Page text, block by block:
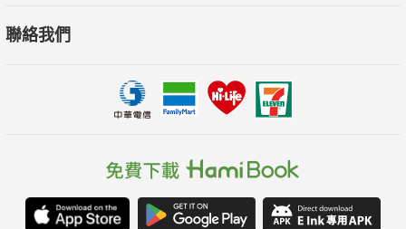
章節的真實案例，勉勵讀者積極行動、超越恐懼、主動出擊，創
聯絡我們